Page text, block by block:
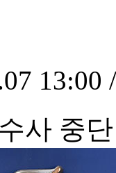
13:00
사 중